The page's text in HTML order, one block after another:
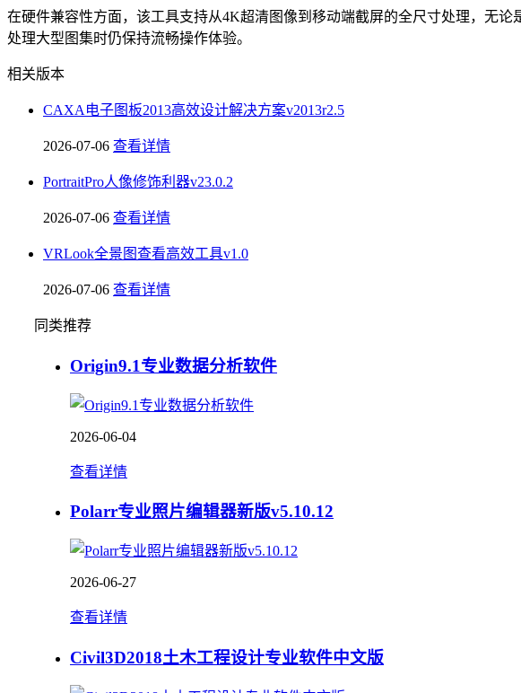
在硬件兼容性方面，该工具支持从4K超清图像到移动端截屏的全尺寸处理，无
处理大型图集时仍保持流畅操作体验。
相关版本
CAXA电子图板2013高效设计解决方案v2013r2.5
2026-07-06 查看详情
PortraitPro人像修饰利器v23.0.2
2026-07-06 查看详情
VRLook全景图查看高效工具v1.0
2026-07-06 查看详情
同类推荐
Origin9.1专业数据分析软件
2026-06-04
查看详情
Polarr专业照片编辑器新版v5.10.12
2026-06-27
查看详情
Civil3D2018土木工程设计专业软件中文版